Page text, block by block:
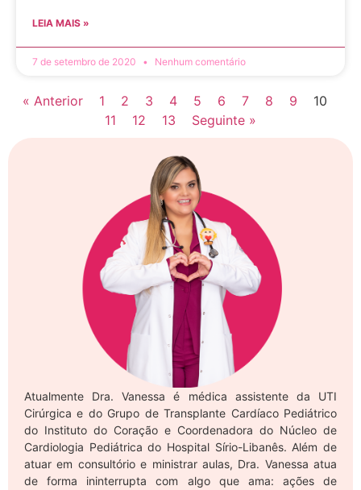
LEIA MAIS »
7 de setembro de 2020 Nenhum comentário
« Anterior 1 2 3 4 5 6 7 8 9
10
11
12 13 Seguinte »
Atualmente Dra. Vanessa é médica assistente da UTI
Cirúrgica e do Grupo de Transplante Cardíaco Pediátrico
do Instituto do Coração e Coordenadora do Núcleo de
Cardiologia Pediátrica do Hospital Sírio-Libanês. Além de
atuar em consultório e ministrar aulas, Dra. Vanessa atua
de forma ininterrupta com algo que ama: ações de